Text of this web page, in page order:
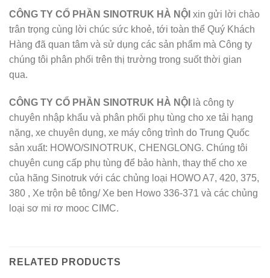
CÔNG TY CỔ PHẦN SINOTRUK HÀ NỘI xin gửi lời chào
trân trọng cùng lời chúc sức khoẻ, tới toàn thể Quý Khách
Hàng đã quan tâm và sử dụng các sản phẩm mà Công ty
chúng tôi phân phối trên thị trường trong suốt thời gian
qua.
CÔNG TY CỔ PHẦN SINOTRUK HÀ NỘI
là công ty
chuyên nhập khẩu và phân phối phụ tùng cho xe tải hạng
nặng, xe chuyên dụng, xe máy công trình do Trung Quốc
sản xuất: HOWO/SINOTRUK, CHENGLONG. Chúng tôi
chuyên cung cấp phụ tùng để bảo hành, thay thế cho xe
của hãng Sinotruk với các chủng loại HOWO A7, 420, 375,
380 , Xe trộn bê tông/ Xe ben Howo 336-371 và các chủng
loại sơ mi rơ mooc CIMC.
RELATED PRODUCTS